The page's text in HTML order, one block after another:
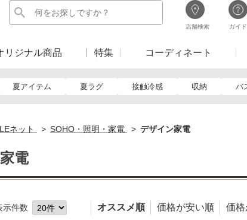
店舗検索 ガイド
リジナル商品 特集 コーディネート
夏アイテム 夏ラグ 接触冷感 収納 バ
ネット SOHO・照明・家電 デザイン家電
電
示件数 オススメ順 価格が安い順 価